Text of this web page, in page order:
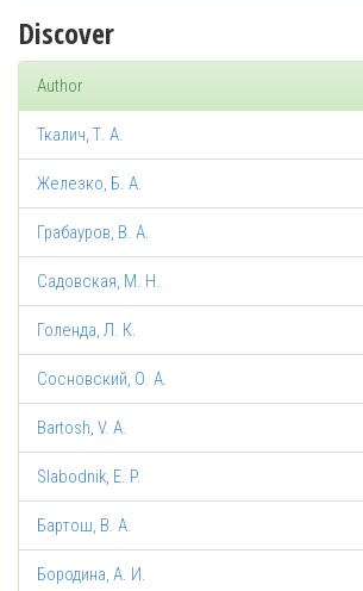
Discover
Author
Ткалич, Т. А.
Железко, Б. А.
Грабауров, В. А.
Садовская, М. Н.
Голенда, Л. К.
Сосновский, О. А.
Bartosh, V. A.
Slabodnik, E. P.
Бартош, В. А.
Бородина, А. И.